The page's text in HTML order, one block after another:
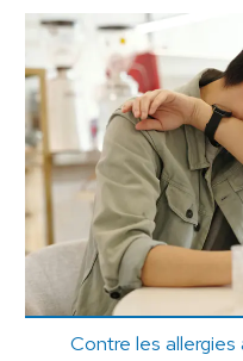
Contre les